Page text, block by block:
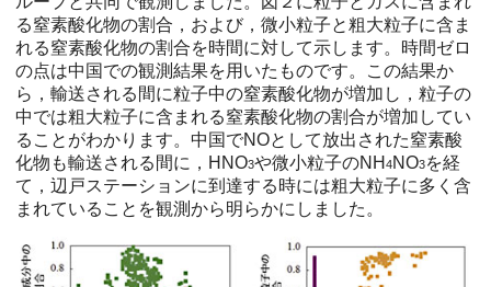
る窒素酸化物の割合，および，微小粒子と粗大粒子に含ま
れる窒素酸化物の割合を時間に対して示します。時間ゼロ
の点は中国での観測結果を用いたものです。この結果か
ら，輸送される間に粒子中の窒素酸化物が増加し，粒子の
中では粗大粒子に含まれる窒素酸化物の割合が増加してい
ることがわかります。中国でNOとして放出された窒素酸
化物も輸送される間に，HNO3や微小粒子のNH 4NO3を経
て，辺戸ステーションに到達する時には粗大粒子に多く含
まれていることを観測から明らかにしました。